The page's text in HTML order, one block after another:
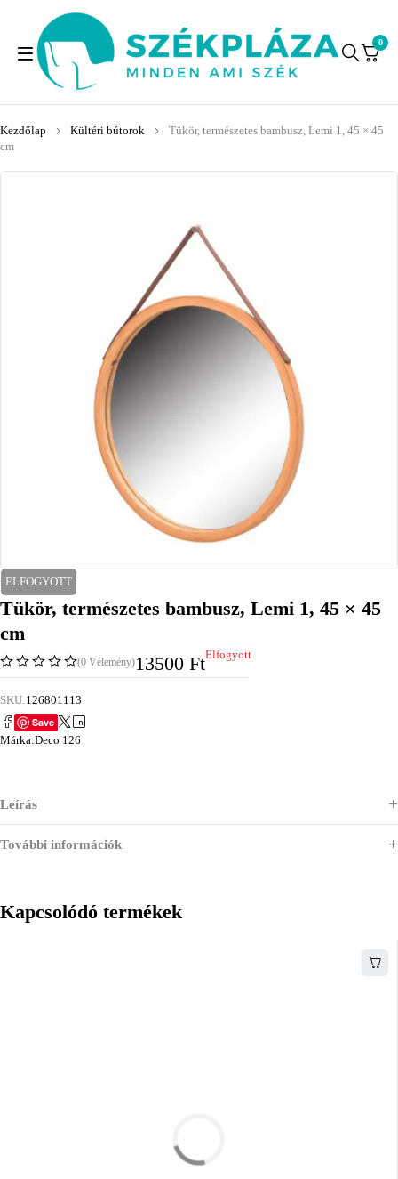
0
Kezdőlap Kültéri bútorok
Tükör, természetes bambusz, Lemi 1, 45 × 45
cm
ELFOGYOTT
Tükör, természetes bambusz, Lemi 1, 45 × 45
cm
(0 Vélemény)13500 FtElfogyott
SKU:126801113
Save
Márka:Deco 126
Leírás
További információk
Kapcsolódó termékek